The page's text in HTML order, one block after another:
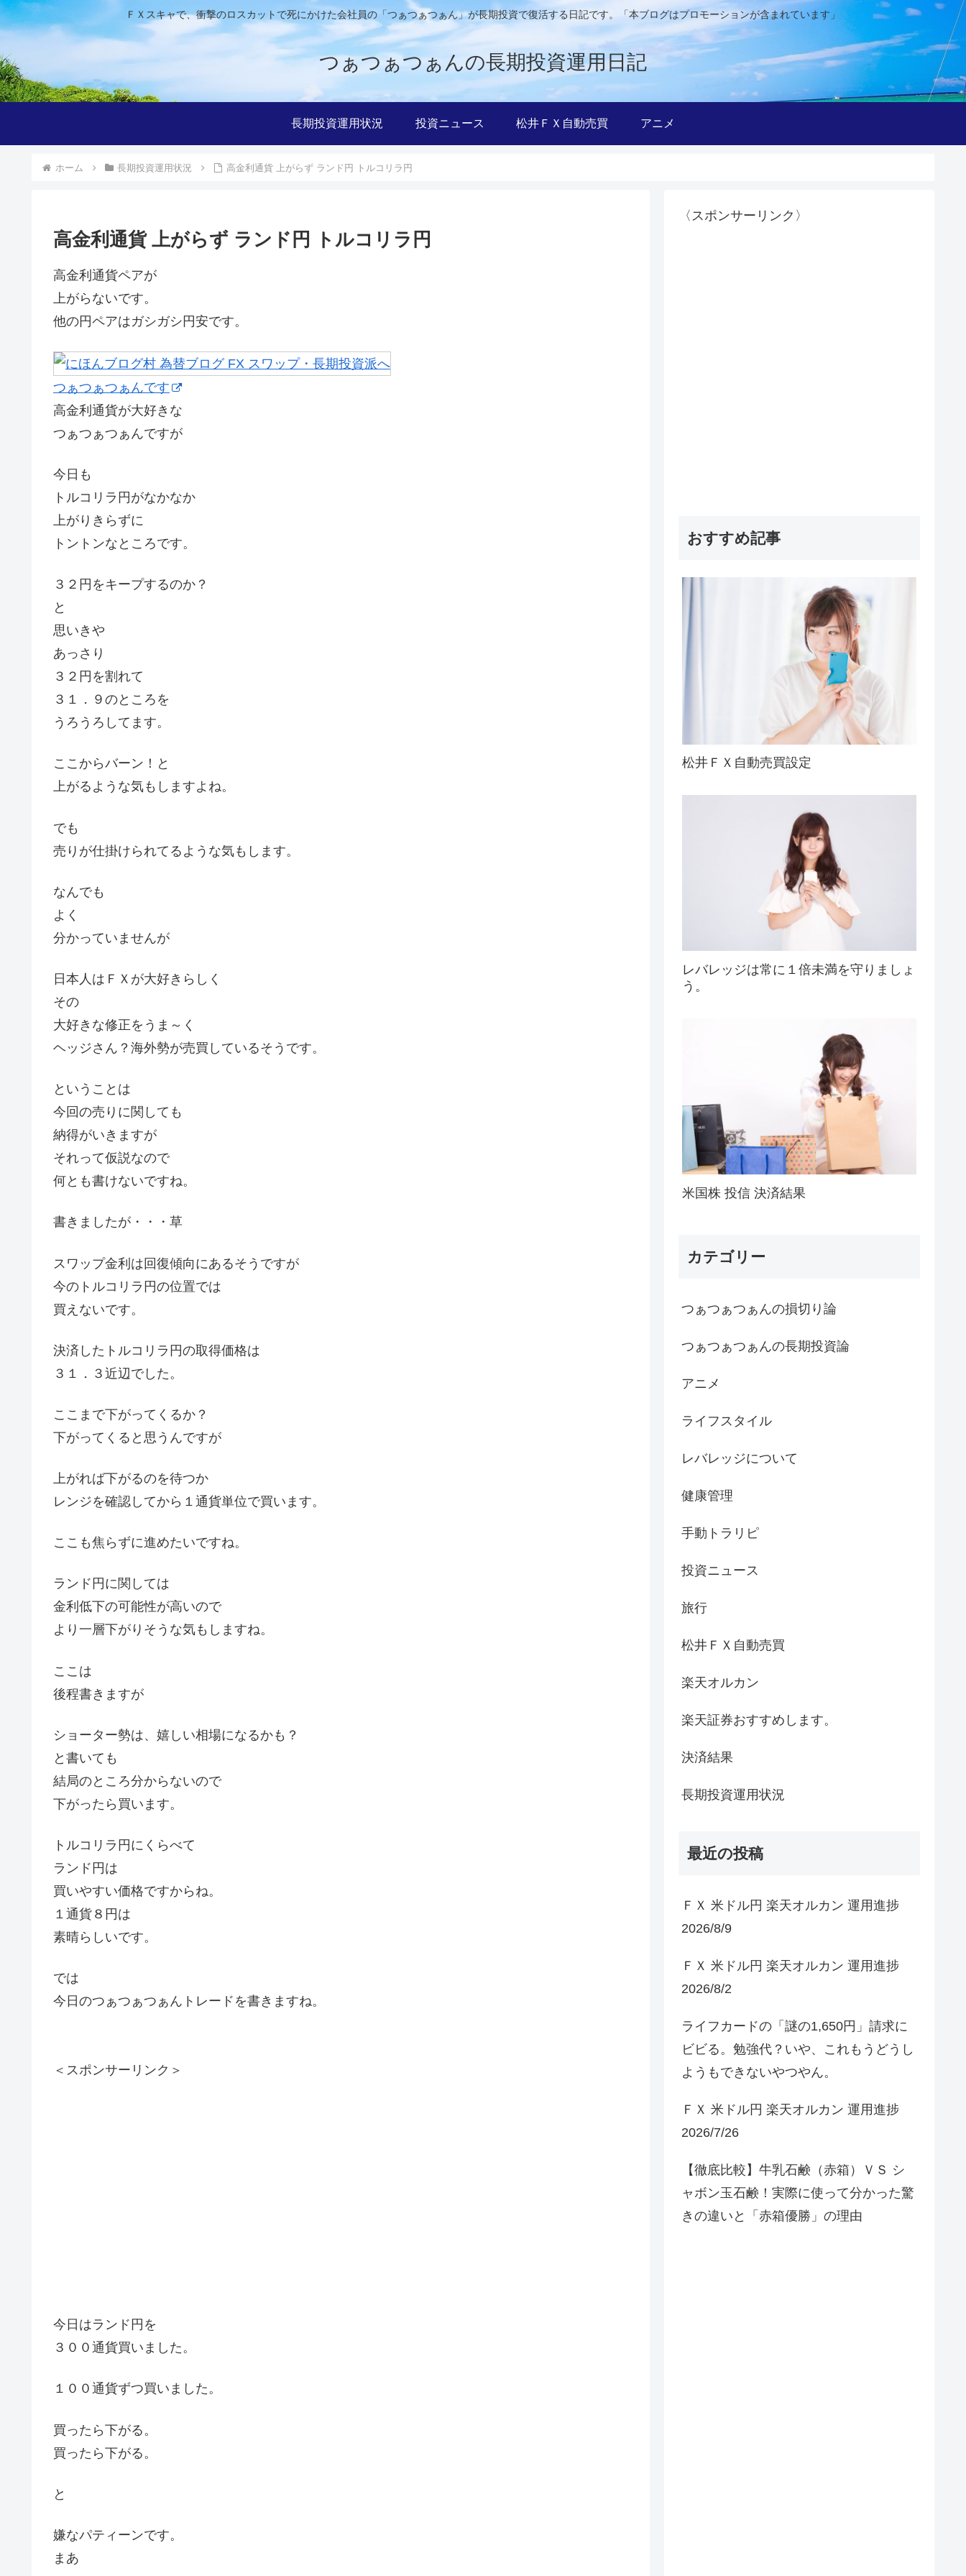
ＦＸスキャで、衝撃のロスカットで死にかけた会社員の「つぁつぁつぁん」が長期投資で復活する日記です。「本ブログはプロモーションが含まれています」
つぁつぁつぁんの長期投資運用日記
長期投資運用状況 投資ニュース 松井ＦＸ自動売買 アニメ
ホーム 長期投資運用状況 高金利通貨 上がらず ランド円 トルコリラ円
高金利通貨 上がらず ランド円 トルコリラ円
高金利通貨ペアが
上がらないです。
他の円ペアはガシガシ円安です。
つぁつぁつぁんです
高金利通貨が大好きな
つぁつぁつぁんですが
今日も
トルコリラ円がなかなか
上がりきらずに
トントンなところです。
３２円をキープするのか？
と
思いきや
あっさり
３２円を割れて
３１．９のところを
うろうろしてます。
ここからバーン！と
上がるような気もしますよね。
でも
売りが仕掛けられてるような気もします。
なんでも
よく
分かっていませんが
日本人はＦＸが大好きらしく
その
大好きな修正をうま～く
ヘッジさん？海外勢が売買しているそうです。
ということは
今回の売りに関しても
納得がいきますが
それって仮説なので
何とも書けないですね。
書きましたが・・・草
スワップ金利は回復傾向にあるそうですが
今のトルコリラ円の位置では
買えないです。
決済したトルコリラ円の取得価格は
３１．３近辺でした。
ここまで下がってくるか？
下がってくると思うんですが
上がれば下がるのを待つか
レンジを確認してから１通貨単位で買います。
ここも焦らずに進めたいですね。
ランド円に関しては
金利低下の可能性が高いので
より一層下がりそうな気もしますね。
ここは
後程書きますが
ショーター勢は、嬉しい相場になるかも？
と書いても
結局のところ分からないので
下がったら買います。
トルコリラ円にくらべて
ランド円は
買いやすい価格ですからね。
１通貨８円は
素晴らしいです。
では
今日のつぁつぁつぁんトレードを書きますね。
＜スポンサーリンク＞
今日はランド円を
３００通貨買いました。
１００通貨ずつ買いました。
買ったら下がる。
買ったら下がる。
と
嫌なパティーンです。
まあ
〈スポンサーリンク〉
おすすめ記事
松井ＦＸ自動売買設定
レバレッジは常に１倍未満を守りましょ
う。
米国株 投信 決済結果
カテゴリー
つぁつぁつぁんの損切り論
つぁつぁつぁんの長期投資論
アニメ
ライフスタイル
レバレッジについて
健康管理
手動トラリピ
投資ニュース
旅行
松井ＦＸ自動売買
楽天オルカン
楽天証券おすすめします。
決済結果
長期投資運用状況
最近の投稿
ＦＸ 米ドル円 楽天オルカン 運用進捗
2026/8/9
ＦＸ 米ドル円 楽天オルカン 運用進捗
2026/8/2
ライフカードの「謎の1,650円」請求に
ビビる。勉強代？いや、これもうどうし
ようもできないやつやん。
ＦＸ 米ドル円 楽天オルカン 運用進捗
2026/7/26
【徹底比較】牛乳石鹸（赤箱）ＶＳ シ
ャボン玉石鹸！実際に使って分かった驚
きの違いと「赤箱優勝」の理由